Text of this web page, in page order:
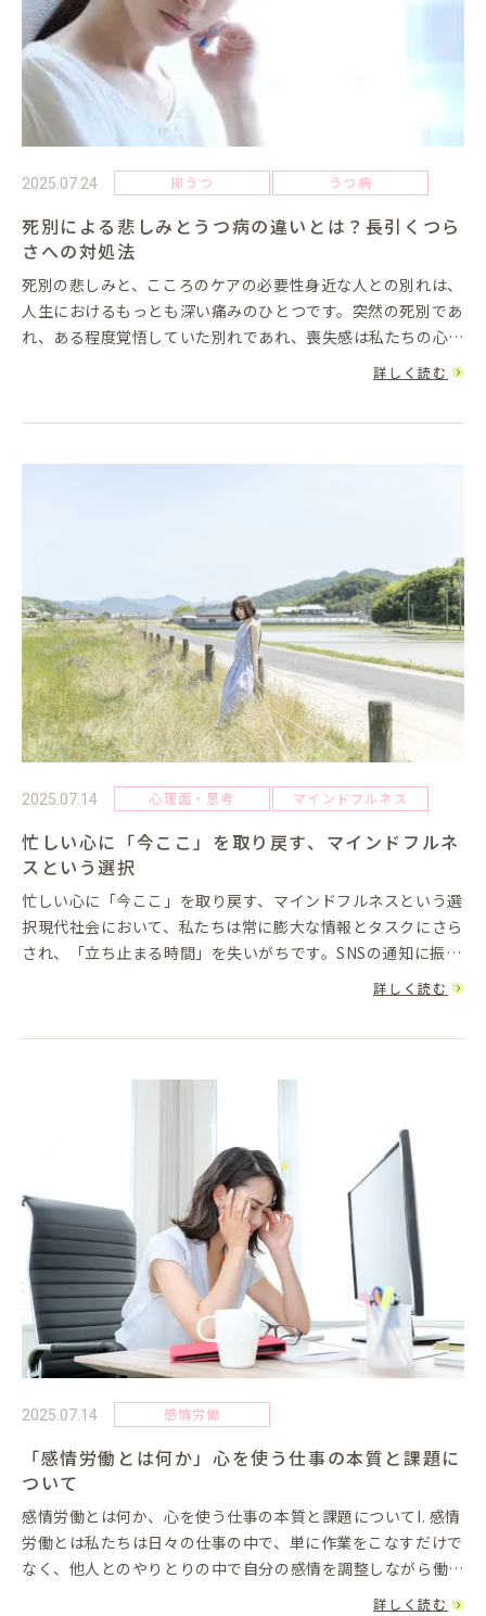
2025.07.24 抑うつ うつ病
死別による悲しみとうつ病の違いとは？長引くつら
さへの対処法
死別の悲しみと、こころのケアの必要性身近な人との別れは、
人生におけるもっとも深い痛みのひとつです。突然の死別であ
れ、ある程度覚悟していた別れであれ、喪失感は私たちの心に
大きな影響を与えます。感情が大きく揺れるのは自然なことで
詳しく読む
2025.07.14 心理面・思考 マインドフルネス
忙しい心に「今ここ」を取り戻す、マインドフルネ
スという選択
忙しい心に「今ここ」を取り戻す、マインドフルネスという選
択現代社会において、私たちは常に膨大な情報とタスクにさら
され、「立ち止まる時間」を失いがちです。SNSの通知に振り
回され、未来への不安や過去の後悔に心を引っ張られ、目の前
詳しく読む
2025.07.14 感情労働
「感情労働とは何か」心を使う仕事の本質と課題に
ついて
感情労働とは何か、心を使う仕事の本質と課題についてI. 感情
労働とは私たちは日々の仕事の中で、単に作業をこなすだけで
なく、他人とのやりとりの中で自分の感情を調整しながら働い
ています。特に接客業、医療、教育、介護といった「人と接す
詳しく読む